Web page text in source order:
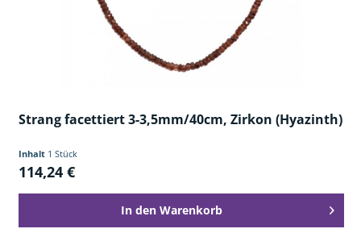
Strang facettiert 3-3,5mm/40cm, Zirkon (Hyazinth)
Inhalt 1 Stück
114,24 €
In den Warenkorb